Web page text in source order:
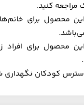
مراجعه کنید.
محصول برای
محصول برای افراد
کودکان نگهداری